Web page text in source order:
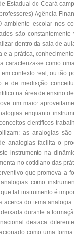
Estadual do Ceará
Agência
ambiente escolar nos
são
dentro da sala de
e a prática,
caracteriza-se como
contexto real, ou tão
e de mediação
na área de ensino
um maior
enquanto
científicos
as analogias
analogias facilita o
instrumento na
no cotidiano das
que promova a
como
tal instrumento é
acerca do tema
durante a
destaca
como uma